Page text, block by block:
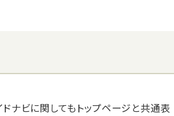
ドナビに関してもトップページと共通表